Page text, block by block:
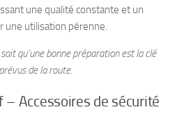
une qualité constante et un
utilisation pérenne.
qu’une bonne préparation est la clé
de la route.
Accessoires de sécurité